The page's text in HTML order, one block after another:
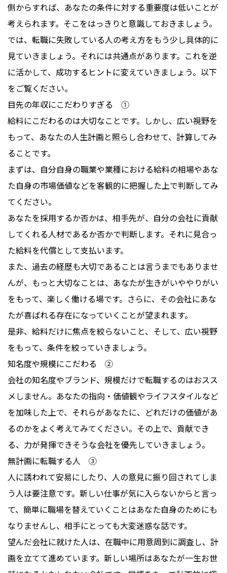
側からすれば、あなたの条件に対する重要度は低いことが
考えられます。そこをはっきりと意識しておきましょう。
では、転職に失敗している人の考え方をもう少し具体的に
見ていきましょう。それには共通点があります。これを逆
に活かして、成功するヒントに変えていきましょう。以下
をご覧ください。
目先の年収にこだわりすぎる ①
給料にこだわるのは大切なことです。しかし、広い視野を
もって、あなたの人生計画と照らし合わせて、計算してみ
ることです。
まずは、自分自身の職業や業種における給料の相場やあな
た自身の市場価値などを客観的に把握した上で判断してみ
てください。
あなたを採用するか否かは、相手先が、自分の会社に貢献
してくれる人材であるか否かで判断します。それに見合っ
た給料を代償として支払います。
また、過去の経歴も大切であることは言うまでもありませ
んが、もっと大切なことは、あなたが生きがいややりがい
をもって、楽しく働ける場です。さらに、その会社にあな
たが喜ばれる存在になっていくことが望まれます。
是非、給料だけに焦点を絞らないこと、そして、広い視野
をもって、条件を絞っていきましょう。
知名度や規模にこだわる ②
会社の知名度やブランド、規模だけで転職するのはおスス
メしません。あなたの指向・価値観やライフスタイルなど
を加味した上で、それらがあなたに、どれだけの価値があ
るのかをよく考えてみてください。その上で、貢献でき
る、力が発揮できそうな会社を優先していきましょう。
無計画に転職する人 ③
人に誘われて安易にしたり、人の意見に振り回されてしま
う人は要注意です。新しい仕事が気に入らないからと言っ
て、簡単に職場を替えていくことはあなた自身のためにも
なりませんし、相手にとっても大変迷惑な話です。
望んだ会社に就けた人は、在職中に用意周到に調査し、計
画を立てて進めています。新しい場所はあなたが一生お世